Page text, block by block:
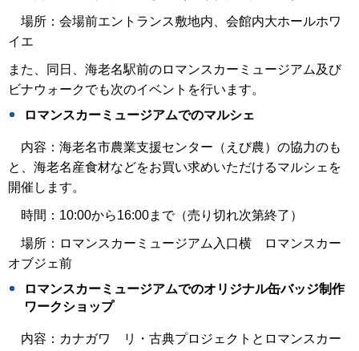
場所：会場前エントランス敷地内、会館内大ホールホワ
イエ
また、同日、海老名駅前のロマンスカーミュージアム及び
ビナウォークでも次のイベントを行います。
ロマンスカーミュージアムでのマルシェ
内容：海老名市農業支援センター（えび農）の協力のも
と、海老名産食材などをお買い求めいただけるマルシェを
開催します。
時間：10:00から16:00まで（売り切れ次第終了）
場所：ロマンスカーミュージアム入口横 ロマンスカー
オブジェ前
ロマンスカーミュージアムでのオリジナル缶バッジ制作
ワークショップ
内容：カナガワ リ・古典プロジェクトとロマンスカー